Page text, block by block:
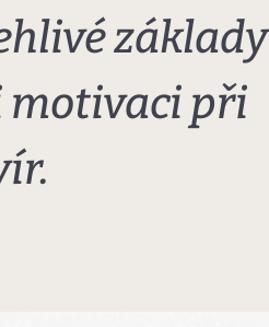
základy
motivaci při